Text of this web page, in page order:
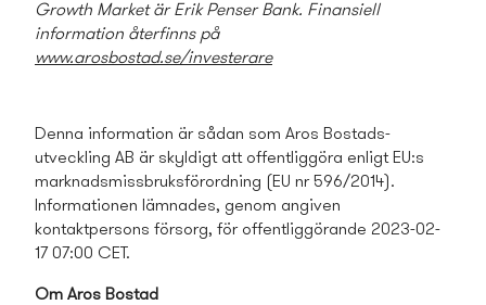
Growth Market är Erik Penser Bank. Finansiell
information återfinns på
www.arosbostad.se/investerare
Denna information är sådan som Aros Bostads­
utveckling AB är skyldigt att offentliggöra enligt EU:s
marknadsmissbruksförordning (EU nr 596/2014).
Informationen lämnades, genom angiven
kontaktpersons försorg, för offentliggörande 2023-02-
17 07:00 CET.
Om Aros Bostad